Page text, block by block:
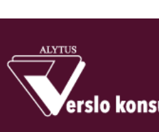
Alytaus verslo konsultacinis
– pirmasis verslo
teikiantis verslo vystymo
juridinių formų įmones